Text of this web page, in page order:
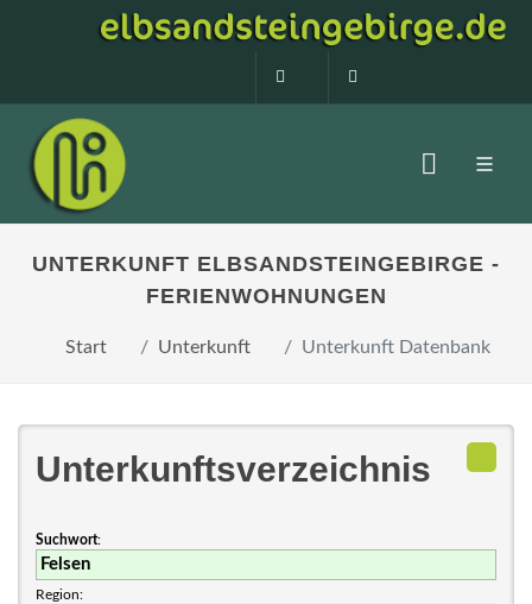
0160 99873408
UNTERKUNFT ELBSANDSTEINGEBIRGE -
FERIENWOHNUNGEN
Start Unterkunft Unterkunft Datenbank
Unterkunftsverzeichnis
Suchwort:
Region: